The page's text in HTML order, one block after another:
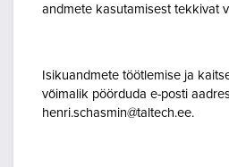
andmete kasutamisest tekkivat
Isikuandmete töötlemise ja
võimalik pöörduda e-posti
henri.schasmin@taltech.ee.